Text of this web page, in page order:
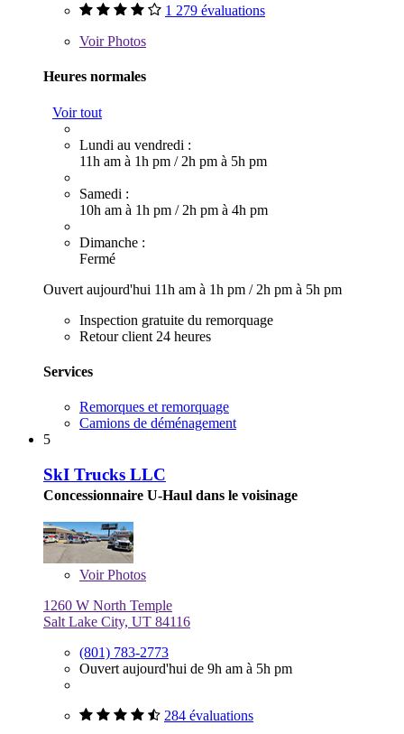
1 279 évaluations
VoirPhotos
Heures normales
Voir tout
Lundi au vendredi :
11h am à 1h pm / 2h pm à 5h pm
Samedi :
10h am à 1h pm / 2h pm à 4h pm
Dimanche :
Fermé
Ouvert aujourd'hui 11h am à 1h pm / 2h pm à 5h pm
Inspection gratuite du remorquage
Retour client 24 heures
Services
Remorques et remorquage
Camions de déménagement
5
SkI Trucks LLC
Concessionnaire U-Haul dans le voisinage
VoirPhotos
1260 W North Temple
Salt Lake City, UT 84116
(801) 783-2773
Ouvert aujourd'hui de 9h am à 5h pm
284 évaluations